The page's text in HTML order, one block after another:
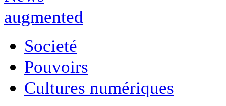
Societé
Pouvoirs
Cultures numériques